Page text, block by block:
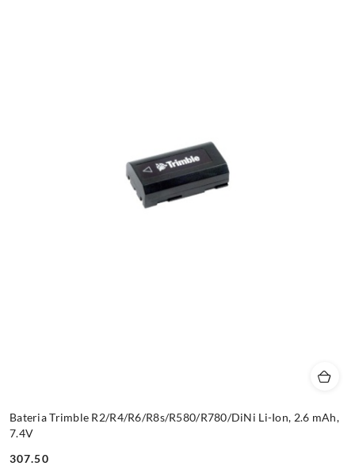
Bateria Trimble R2/R4/R6/R8s/R580/R780/DiNi Li-Ion, 2.6 mAh,
7.4V
307.50